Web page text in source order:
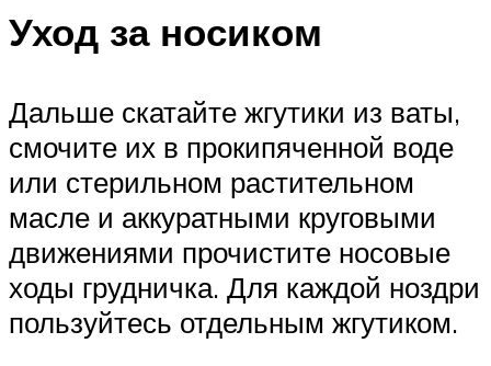
Уход за носиком
Дальше скатайте жгутики из ваты,
смочите их в прокипяченной воде
или стерильном растительном
масле и аккуратными круговыми
движениями прочистите носовые
ходы грудничка. Для каждой ноздри
пользуйтесь отдельным жгутиком.